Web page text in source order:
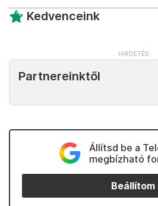
Kedvenceink
Partnereinktől
Állítsd be a
megbízható
Beállítom